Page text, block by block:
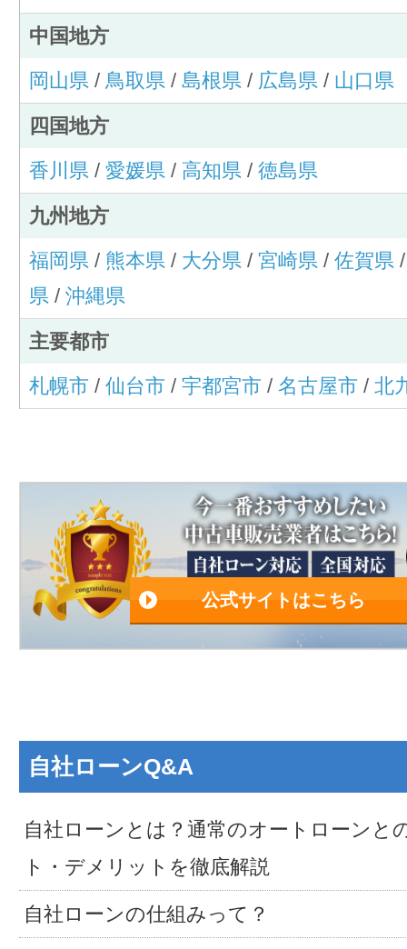
中国地方
岡山県/ 鳥取県/ 島根県/ 広島県/ 山口県
四国地方
香川県/ 愛媛県/ 高知県/ 徳島県
九州地方
福岡県/ 熊本県/ 大分県/ 宮崎県/ 佐賀県
県/ 沖縄県
主要都市
札幌市 / 仙台市 / 宇都宮市 / 名古屋市 / 北
公式サイトはこちら
自社ローンQ&A
自社ローンとは？通常のオートローンと
ト・デメリットを徹底解説
自社ローンの仕組みって？